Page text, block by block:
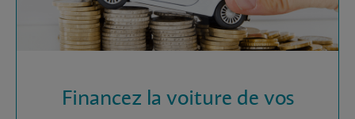
Financez la voiture de vos